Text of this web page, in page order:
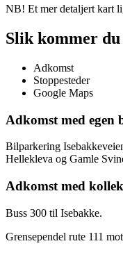
NB! Et mer detaljert kart
Slik kommer
Adkomst
Stoppesteder
Google Maps
Adkomst med egen
Bilparkering
Hellekleva og Gamle
Adkomst med
Buss 300 til Isebakke.
Grensependel rute 111